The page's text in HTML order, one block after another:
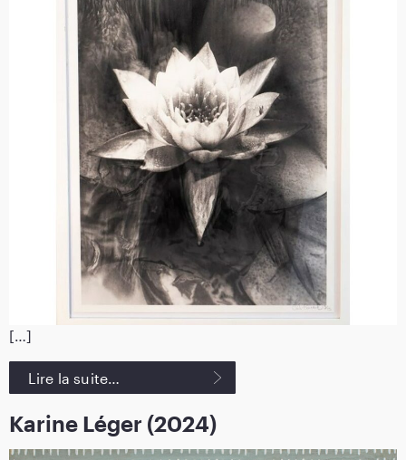
[…]
Lire la suite…
Karine Léger (2024)